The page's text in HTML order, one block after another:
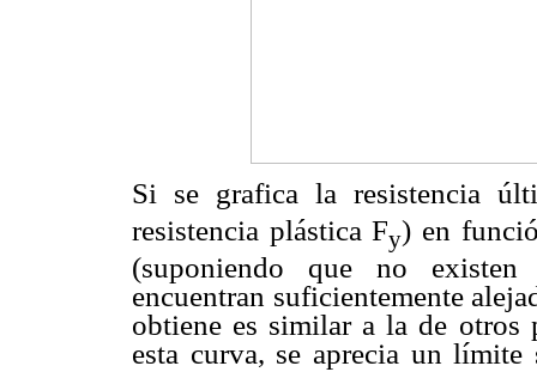
Si se grafica la resistencia
resistencia plástica Fy) en
(suponiendo que no existen
encuentran suficientemente
obtiene es similar a la de otros
esta curva, se aprecia un límite